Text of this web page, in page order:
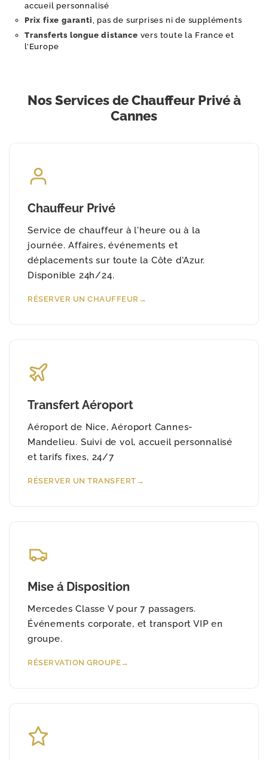
accueil personnalisé
Prix fixe garanti, pas de surprises ni de suppléments
Transferts longue distance vers toute la France et
l’Europe
Nos Services de Chauffeur Privé à
Cannes
Chauffeur Privé
Service de chauffeur à l'heure ou à la
journée. Affaires, événements et
déplacements sur toute la Côte d'Azur.
Disponible 24h/24.
RÉSERVER UN CHAUFFEUR
Transfert Aéroport
Aéroport de Nice, Aéroport Cannes-
Mandelieu. Suivi de vol, accueil personnalisé
et tarifs fixes, 24/7
RÉSERVER UN TRANSFERT
Mise á Disposition
Mercedes Classe V pour 7 passagers.
Événements corporate, et transport VIP en
groupe.
RÉSERVATION GROUPE